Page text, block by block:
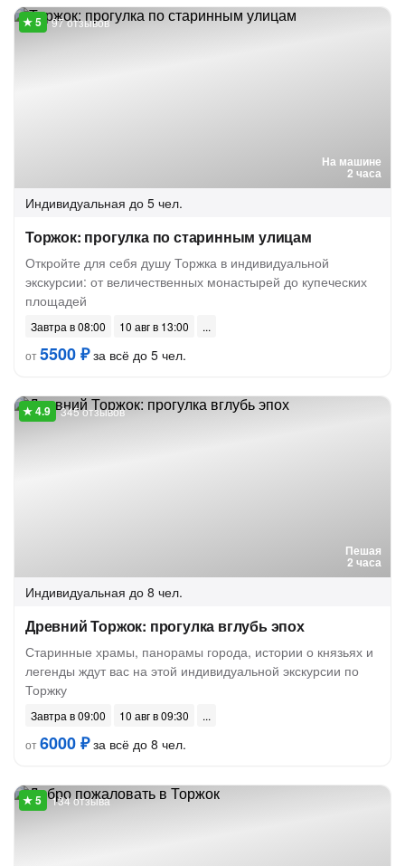
На машине
2 часа
97 отзывов
Индивидуальная до 5 чел.
Торжок: прогулка по старинным улицам
Откройте для себя душу Торжка в индивидуальной
экскурсии: от величественных монастырей до купеческих
площадей
Завтра в 08:00
10 авг в 13:00
от5500 ₽за всё до 5 чел.
Пешая
2 часа
345 отзывов
Индивидуальная до 8 чел.
Древний Торжок: прогулка вглубь эпох
Старинные храмы, панорамы города, истории о князьях и
легенды ждут вас на этой индивидуальной экскурсии по
Торжку
Завтра в 09:00
10 авг в 09:30
от6000 ₽за всё до 8 чел.
134 отзыва